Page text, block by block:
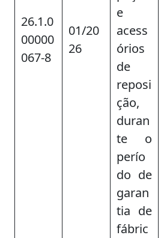
26.1.0
00000
067-8
01/20
26
e
acess
órios
de
reposi
ção,
duran
te o
perío
do de
garan
tia de
fábric